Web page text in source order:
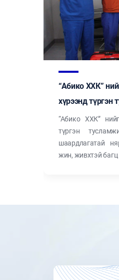
“Абико ХХК”
хүрээнд
цомогт
даавуу, халуун
хандивлалаа.
“Абико ХХК”
түргэн
шаардлагатай
жин, живхтэй